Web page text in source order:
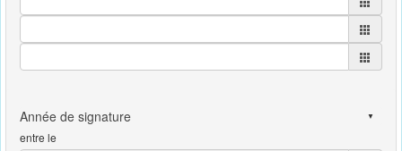
entre le